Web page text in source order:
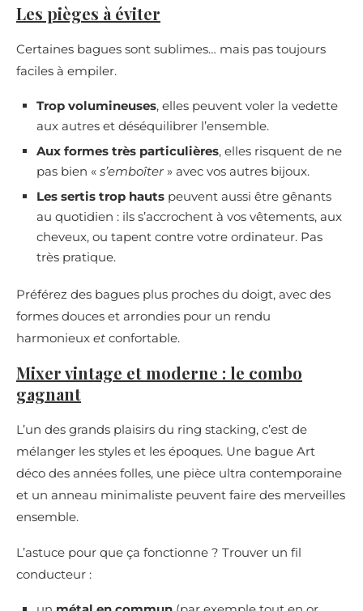
Les pièges à éviter
Certaines bagues sont sublimes… mais pas toujours
faciles à empiler.
Trop volumineuses, elles peuvent voler la vedette
aux autres et déséquilibrer l’ensemble.
Aux formes très particulières, elles risquent de ne
pas bien « s’emboîter» avec vos autres bijoux.
Les sertis trop hauts peuvent aussi être gênants
au quotidien : ils s’accrochent à vos vêtements, aux
cheveux, ou tapent contre votre ordinateur. Pas
très pratique.
Préférez des bagues plus proches du doigt, avec des
formes douces et arrondies pour un rendu
harmonieux et confortable.
Mixer vintage et moderne : le combo
gagnant
L’un des grands plaisirs du ring stacking, c’est de
mélanger les styles et les époques. Une bague Art
déco des années folles, une pièce ultra contemporaine
et un anneau minimaliste peuvent faire des merveilles
ensemble.
L’astuce pour que ça fonctionne ? Trouver un fil
conducteur :